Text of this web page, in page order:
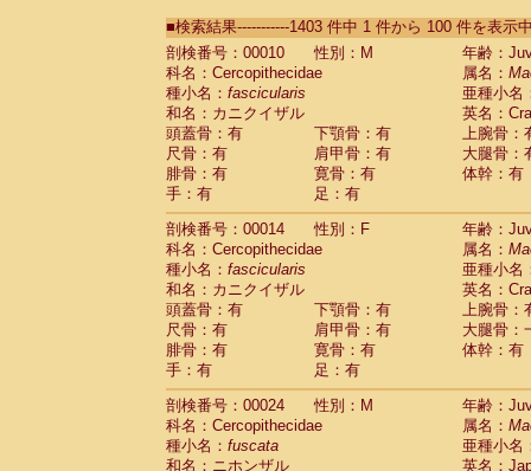
CebidaeSaguinus labiatus(0)
Cebidae Saguinus leucopus (6)
CebidaeSaguinus midas
CebidaeSaguinus mystax
CebidaeSaguinus nigricollis (34)
Cebidae Saguinus oedipus
Cebidae Saguinus weddelli
Cebidae Saguinusspp.
Cebidae Aotus trivirgatus
Cebidae Cebus albifrons
CebidaeCebus apella
CebidaeCebus capucinus
CebidaeCebus nigrivittatus
Cebidae Cebusspp.(0)
Cebidae Saimiri boliviensis
Cebidae Saimiri sciureus
Atelidae Alouatta caraya
AtelidaeAlouatta fusca
AtelidaeAlouatta seniculus
AtelidaeAlouatta
Atelidae
■検索結果-----------1403 件中 1 件から 100 件を表示
剖検番号：00010
性別：M
年齢：
科名：Cercopithecidae
属名：
種小名： fascicularis
亜種小名
和名：カニクイザル
英名：
頭蓋骨：有
下顎骨：有
上腕骨：
尺骨：有
肩甲骨：有
大腿骨：
腓骨：有
寛骨：有
体幹：有
手：有
足：有
剖検番号：00014
性別：F
年齢：
科名：Cercopithecidae
属名：
種小名： fascicularis
亜種小名
和名：カニクイザル
英名：
頭蓋骨：有
下顎骨：有
上腕骨：
尺骨：有
肩甲骨：有
大腿骨：
腓骨：有
寛骨：有
体幹：有
手：有
足：有
剖検番号：00024
性別：M
年齢：
科名：Cercopithecidae
属名：
種小名： fuscata
亜種小名
和名：ニホンザル
英名：